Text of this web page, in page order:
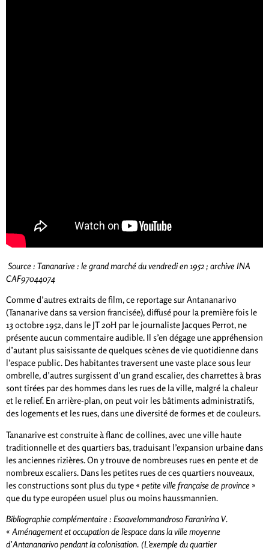
Source : Tananarive : le grand marché du vendredi en 1952 ; archive INA
CAF97044074
Comme d’autres extraits de film, ce reportage sur Antananarivo
(Tananarive dans sa version francisée), diffusé pour la première fois le
13 octobre 1952, dans le JT 20H par le journaliste Jacques Perrot, ne
présente aucun commentaire audible. Il s’en dégage une appréhension
d’autant plus saisissante de quelques scènes de vie quotidienne dans
l’espace public. Des habitantes traversent une vaste place sous leur
ombrelle, d’autres surgissent d’un grand escalier, des charrettes à bras
sont tirées par des hommes dans les rues de la ville, malgré la chaleur
et le relief. En arrière-plan, on peut voir les bâtiments administratifs,
des logements et les rues, dans une diversité de formes et de couleurs.
Tananarive est construite à flanc de collines, avec une ville haute
traditionnelle et des quartiers bas, traduisant l’expansion urbaine dans
les anciennes rizières. On y trouve de nombreuses rues en pente et de
nombreux escaliers. Dans les petites rues de ces quartiers nouveaux,
les constructions sont plus du type « petite ville française de province »
que du type européen usuel plus ou moins haussmannien.
Bibliographie complémentaire : Esoavelommandroso Faranirina V.
« Aménagement et occupation de l’espace dans la ville moyenne
d’Antananarivo pendant la colonisation. (L’exemple du quartier